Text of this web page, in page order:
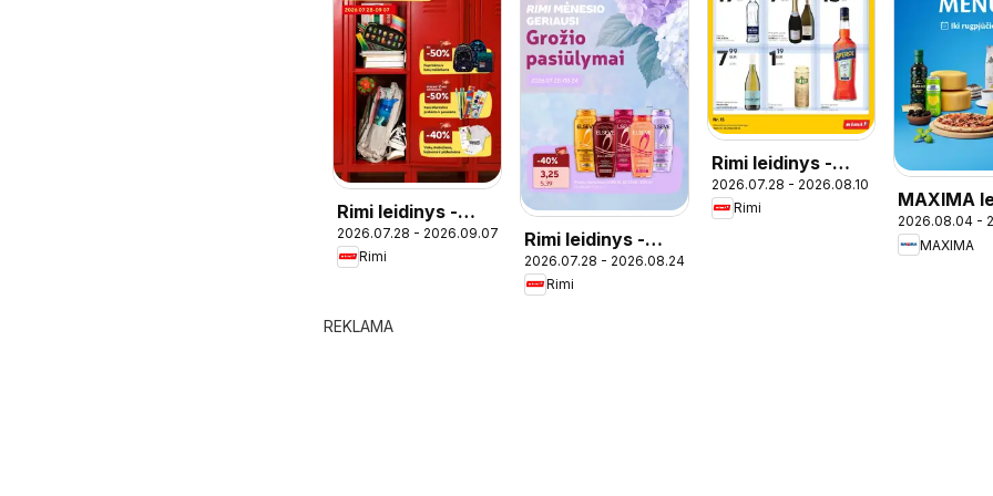
Rimi leidinys -
Atgal į mokyklą
2026.07.28 - 2026.09.07
Rimi
Rimi leidinys -
Grožio pasiūlymai
2026.07.28 - 2026.08.24
Rimi
Rimi leidinys -
Alkoholinių
gėrimų
2026.07.28 - 2026.08.10
Rimi
MAXIMA
- Italijos
2026.08.04 -
MAXIMA
REKLAMA